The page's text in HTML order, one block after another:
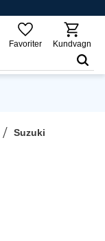
Favoriter Kundvagn
Suzuki